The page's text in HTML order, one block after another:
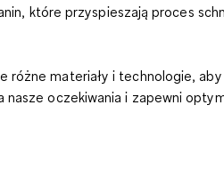
które przyspieszają proces
różne materiały i technologie,
oczekiwania i zapewni